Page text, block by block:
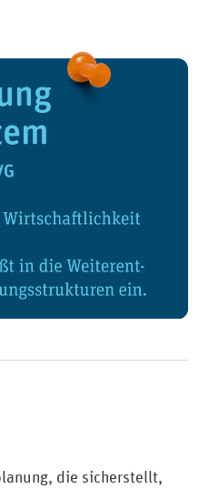
die sicherstellt,